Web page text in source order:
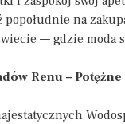
na
— gdzie moda
Renu –